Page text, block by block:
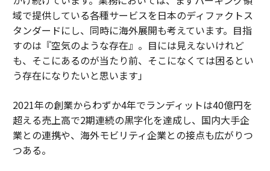
域で提供している各種サービスを日本のディファクトス
タンダードにし、同時に海外展開も考えています。目指
すのは『空気のような存在』。目には見えないけれど
も、そこにあるのが当たり前、そこになくては困るとい
う存在になりたいと思います」
2021年の創業からわずか4年でランディットは40億円を
超える売上高で2期連続の黒字化を達成し、国内大手企
業との連携や、海外モビリティ企業との接点も広がりつ
つある。